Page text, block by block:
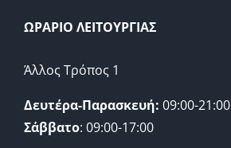
ΩΡΑΡΙΟ ΛΕΙΤΟΥΡΓΙΑΣ
Άλλος Τρόπος 1
Δευτέρα-Παρασκευή: 09:00-21:00
Σάββατο: 09:00-17:00